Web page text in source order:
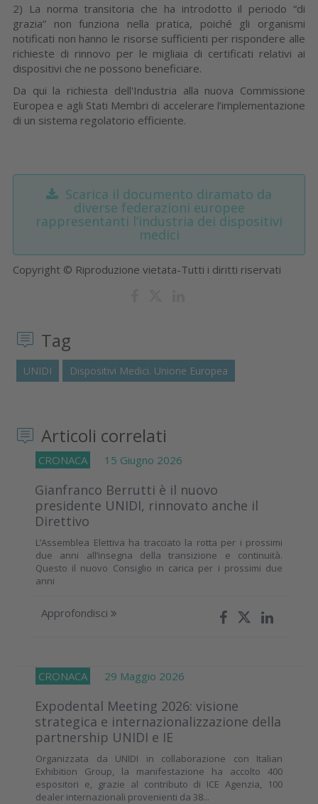
2) La norma transitoria che ha introdotto il periodo “di
grazia” non funziona nella pratica, poiché gli organismi
notificati non hanno le risorse sufficienti per rispondere alle
richieste di rinnovo per le migliaia di certificati relativi ai
dispositivi che ne possono beneficiare.
Da qui la richiesta dell'Industria alla nuova Commissione
Europea e agli Stati Membri di accelerare l’implementazione
di un sistema regolatorio efficiente.
Scarica il documento diramato da
diverse federazioni europee
rappresentanti l’industria dei dispositivi
medici
Copyright © Riproduzione vietata-Tutti i diritti riservati
Tag
UNIDI Dispositivi Medici. Unione Europea
Articoli correlati
CRONACA 15 Giugno 2026
Gianfranco Berrutti è il nuovo
presidente UNIDI, rinnovato anche il
Direttivo
L’Assemblea Elettiva ha tracciato la rotta per i prossimi
due anni all’insegna della transizione e continuità.
Questo il nuovo Consiglio in carica per i prossimi due
anni
Approfondisci
CRONACA 29 Maggio 2026
Expodental Meeting 2026: visione
strategica e internazionalizzazione della
partnership UNIDI e IE
Organizzata da UNIDI in collaborazione con Italian
Exhibition Group, la manifestazione ha accolto 400
espositori e, grazie al contributo di ICE Agenzia, 100
dealer internazionali provenienti da 38...